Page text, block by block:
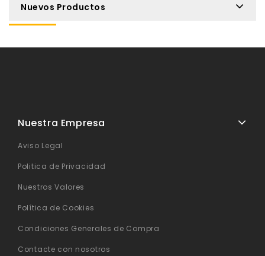
Nuevos Productos
Nuestra Empresa
Aviso Legal
Politica de Privacidad
Nuestros Valores
Política de Cookies
Condiciones Generales de Compra
Contacte con nosotros